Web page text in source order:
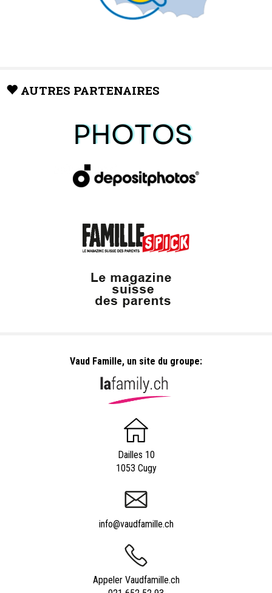
AUTRES PARTENAIRES
Vaud Famille, un site du groupe:
Dailles 10
1053 Cugy
info@vaudfamille.ch
Appeler Vaudfamille.ch